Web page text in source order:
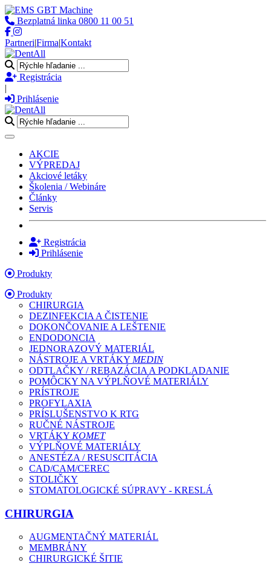
Bezplatná linka 0800 11 00 51
Partneri|Firma|Kontakt
Registrácia
|
Prihlásenie
Toggle navigation
AKCIE
VÝPREDAJ
Akciové letáky
Školenia / Webináre
Články
Servis
Registrácia
Prihlásenie
Produkty
Produkty
CHIRURGIA
DEZINFEKCIA A ČISTENIE
DOKONČOVANIE A LEŠTENIE
ENDODONCIA
JEDNORAZOVÝ MATERIÁL
NÁSTROJE A VRTÁKY MEDIN
ODTLAČKY / REBAZÁCIA A PODKLADANIE
POMÔCKY NA VÝPLŇOVÉ MATERIÁLY
PRÍSTROJE
PROFYLAXIA
PRÍSLUŠENSTVO K RTG
RUČNÉ NÁSTROJE
VRTÁKY KOMET
VÝPLŇOVÉ MATERIÁLY
ANESTÉZA / RESUSCITÁCIA
CAD/CAM/CEREC
STOLIČKY
STOMATOLOGICKÉ SÚPRAVY - KRESLÁ
CHIRURGIA
AUGMENTAČNÝ MATERIÁL
MEMBRÁNY
CHIRURGICKÉ ŠITIE